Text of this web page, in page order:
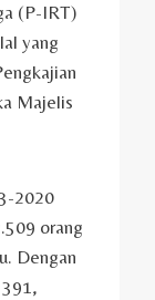
(P-IRT)
yang
Majelis
2020
orang
Dengan